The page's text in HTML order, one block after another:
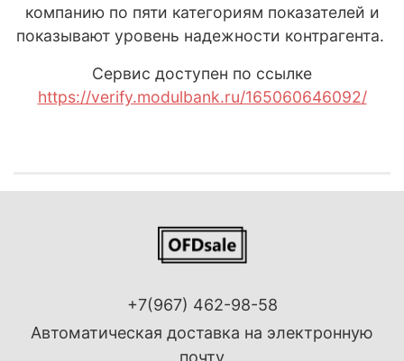
компанию по пяти категориям показателей и
показывают уровень надежности контрагента.
Сервис доступен по ссылке
https://verify.modulbank.ru/165060646092/
+7(967) 462-98-58
Автоматическая доставка на электронную
почту